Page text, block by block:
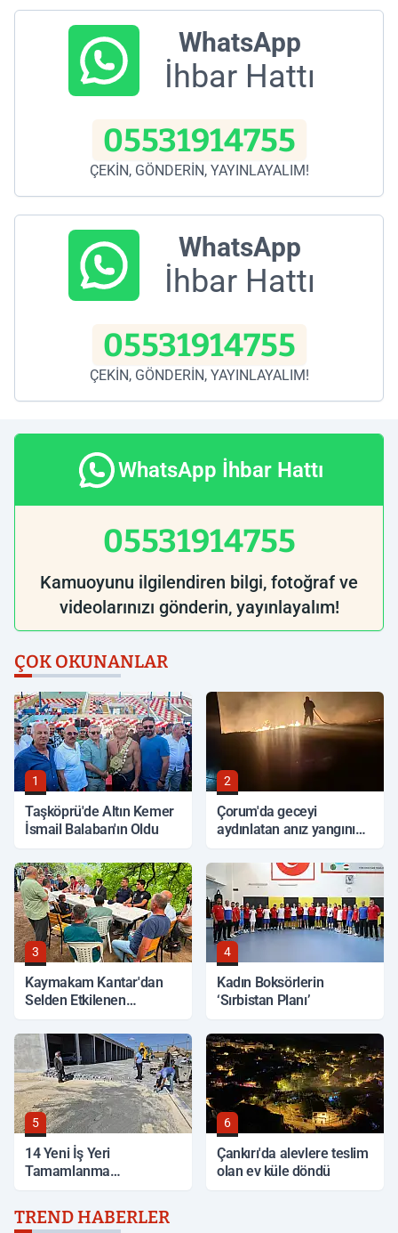
WhatsApp
İhbar Hattı
05531914755
ÇEKİN, GÖNDERİN, YAYINLAYALIM!
WhatsApp
İhbar Hattı
05531914755
ÇEKİN, GÖNDERİN, YAYINLAYALIM!
WhatsApp İhbar Hattı
05531914755
Kamuoyunu ilgilendiren bilgi, fotoğraf ve
videolarınızı gönderin, yayınlayalım!
ÇOK OKUNANLAR
1
Taşköprü'de Altın Kemer
İsmail Balaban'ın Oldu
2
Çorum'da geceyi
aydınlatan anız yangını
3
Kaymakam Kantar'dan
Selden Etkilenen
4
Kadın Boksörlerin
‘Sırbistan Planı’
5
14 Yeni İş Yeri
Tamamlanma
6
Çankırı'da alevlere teslim
olan ev küle döndü
TREND HABERLER